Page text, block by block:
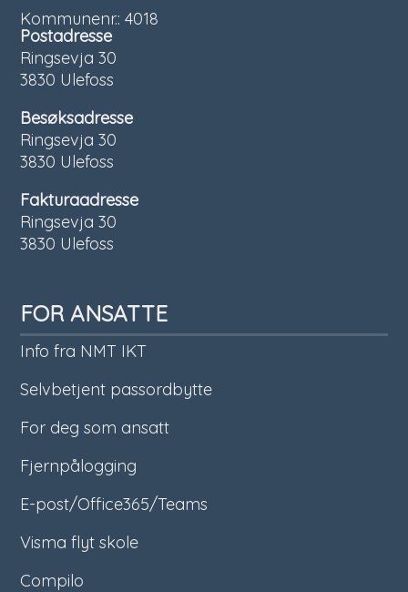
Kommunenr.: 4018
Postadresse
Ringsevja 30
3830 Ulefoss
Besøksadresse
Ringsevja 30
3830 Ulefoss
Fakturaadresse
Ringsevja 30
3830 Ulefoss
FOR ANSATTE
Info fra NMT IKT
Selvbetjent passordbytte
For deg som ansatt
Fjernpålogging
E-post/Office365/Teams
Visma flyt skole
Compilo